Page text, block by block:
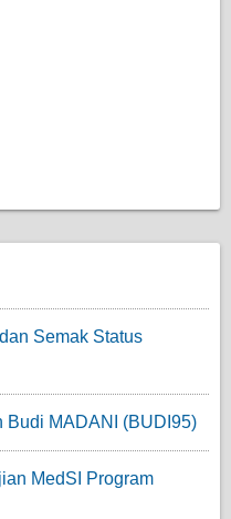
Semak Status
Budi MADANI (BUDI95)
MedSI Program